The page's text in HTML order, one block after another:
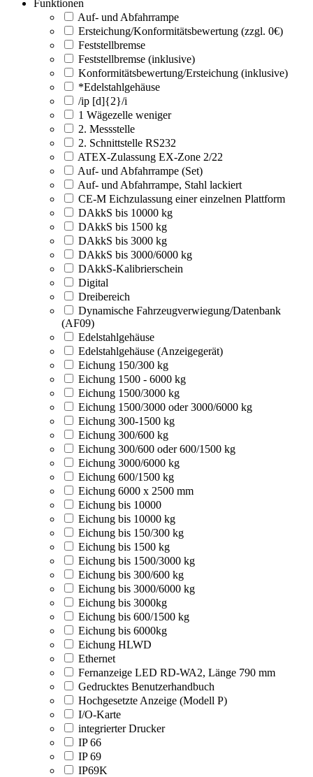
Funktionen
Auf- und Abfahrrampe
Ersteichung/Konformitätsbewertung (zzgl. 0€)
Feststellbremse
Feststellbremse (inklusive)
Konformitätsbewertung/Ersteichung (inklusive)
*Edelstahlgehäuse
/ip [d]{2}/i
1 Wägezelle weniger
2. Messstelle
2. Schnittstelle RS232
ATEX-Zulassung EX-Zone 2/22
Auf- und Abfahrrampe (Set)
Auf- und Abfahrrampe, Stahl lackiert
CE-M Eichzulassung einer einzelnen Plattform
DAkkS bis 10000 kg
DAkkS bis 1500 kg
DAkkS bis 3000 kg
DAkkS bis 3000/6000 kg
DAkkS-Kalibrierschein
Digital
Dreibereich
Dynamische Fahrzeugverwiegung/Datenbank
(AF09)
Edelstahlgehäuse
Edelstahlgehäuse (Anzeigegerät)
Eichung 150/300 kg
Eichung 1500 - 6000 kg
Eichung 1500/3000 kg
Eichung 1500/3000 oder 3000/6000 kg
Eichung 300-1500 kg
Eichung 300/600 kg
Eichung 300/600 oder 600/1500 kg
Eichung 3000/6000 kg
Eichung 600/1500 kg
Eichung 6000 x 2500 mm
Eichung bis 10000
Eichung bis 10000 kg
Eichung bis 150/300 kg
Eichung bis 1500 kg
Eichung bis 1500/3000 kg
Eichung bis 300/600 kg
Eichung bis 3000/6000 kg
Eichung bis 3000kg
Eichung bis 600/1500 kg
Eichung bis 6000kg
Eichung HLWD
Ethernet
Fernanzeige LED RD-WA2, Länge 790 mm
Gedrucktes Benutzerhandbuch
Hochgesetzte Anzeige (Modell P)
I/O-Karte
integrierter Drucker
IP 66
IP 69
IP69K